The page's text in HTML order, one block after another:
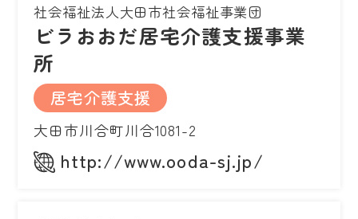
社会福祉法人大田市社会福祉事業団
ビラおおだ居宅介護支援事業
所
居宅介護支援
大田市川合町川合1081-2
http://www.ooda-sj.jp/